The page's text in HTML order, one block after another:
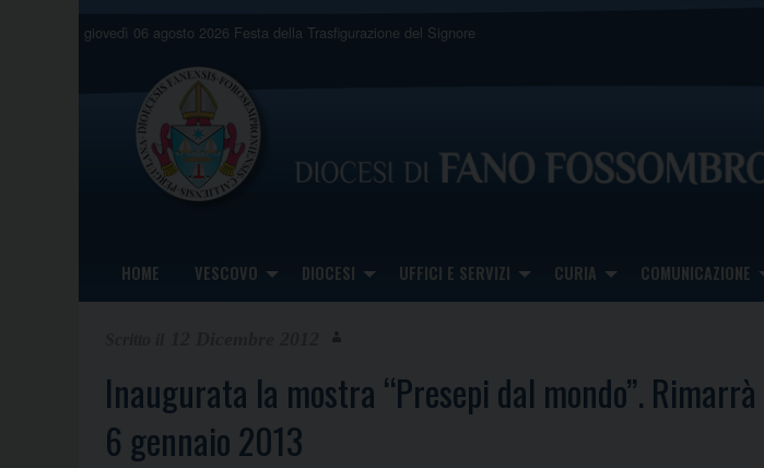
giovedì 06 agosto 2026 Festa della Trasfigurazione del Signore
HOME VESCOVO DIOCESI UFFICI E SERVIZI CURIA COMUNICAZIONE
Inaugurata la mostra “Presepi dal mondo”.
6 gennaio 2013